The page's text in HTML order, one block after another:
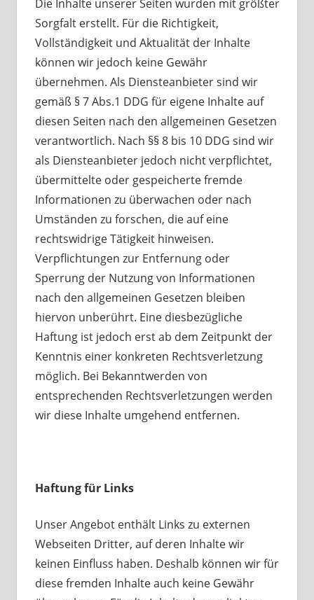
Die Inhalte unserer Seiten wurden mit größter
Sorgfalt erstellt. Für die Richtigkeit,
Vollständigkeit und Aktualität der Inhalte
können wir jedoch keine Gewähr
übernehmen. Als Diensteanbieter sind wir
gemäß § 7 Abs.1 DDG für eigene Inhalte auf
diesen Seiten nach den allgemeinen Gesetzen
verantwortlich. Nach §§ 8 bis 10 DDG sind wir
als Diensteanbieter jedoch nicht verpflichtet,
übermittelte oder gespeicherte fremde
Informationen zu überwachen oder nach
Umständen zu forschen, die auf eine
rechtswidrige Tätigkeit hinweisen.
Verpflichtungen zur Entfernung oder
Sperrung der Nutzung von Informationen
nach den allgemeinen Gesetzen bleiben
hiervon unberührt. Eine diesbezügliche
Haftung ist jedoch erst ab dem Zeitpunkt der
Kenntnis einer konkreten Rechtsverletzung
möglich. Bei Bekanntwerden von
entsprechenden Rechtsverletzungen werden
wir diese Inhalte umgehend entfernen.
Haftung für Links
Unser Angebot enthält Links zu externen
Webseiten Dritter, auf deren Inhalte wir
keinen Einfluss haben. Deshalb können wir für
diese fremden Inhalte auch keine Gewähr